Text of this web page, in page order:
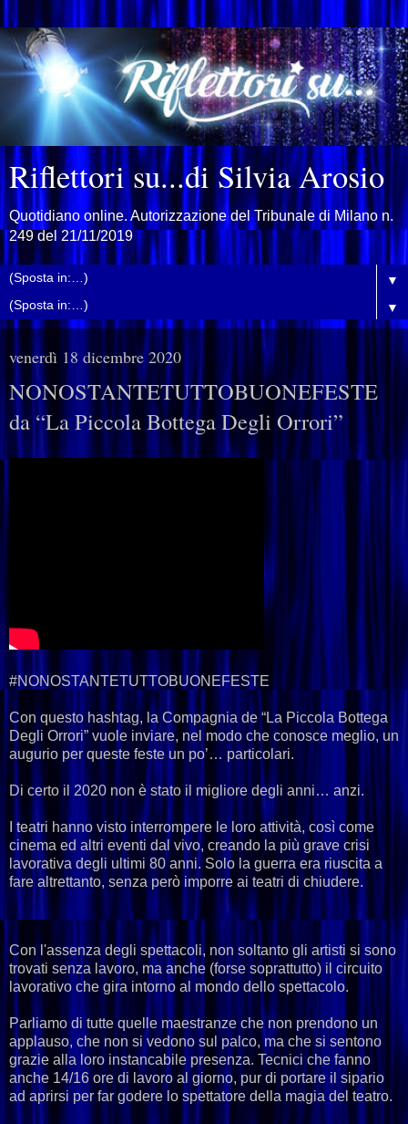
Riflettori su...di Silvia Arosio
Quotidiano online. Autorizzazione del Tribunale di Milano n.
249 del 21/11/2019
▼
▼
venerdì 18 dicembre 2020
NONOSTANTETUTTOBUONEFESTE
da “La Piccola Bottega Degli Orrori”
#NONOSTANTETUTTOBUONEFESTE
Con questo hashtag, la Compagnia de “La Piccola Bottega
Degli Orrori” vuole inviare, nel modo che conosce meglio, un
augurio per queste feste un po’… particolari.
Di certo il 2020 non è stato il migliore degli anni… anzi.
I teatri hanno visto interrompere le loro attività, così come
cinema ed altri eventi dal vivo, creando la più grave crisi
lavorativa degli ultimi 80 anni. Solo la guerra era riuscita a
fare altrettanto, senza però imporre ai teatri di chiudere.
Con l'assenza degli spettacoli, non soltanto gli artisti si sono
trovati senza lavoro, ma anche (forse soprattutto) il circuito
lavorativo che gira intorno al mondo dello spettacolo.
Parliamo di tutte quelle maestranze che non prendono un
applauso, che non si vedono sul palco, ma che si sentono
grazie alla loro instancabile presenza. Tecnici che fanno
anche 14/16 ore di lavoro al giorno, pur di portare il sipario
ad aprirsi per far godere lo spettatore della magia del teatro.